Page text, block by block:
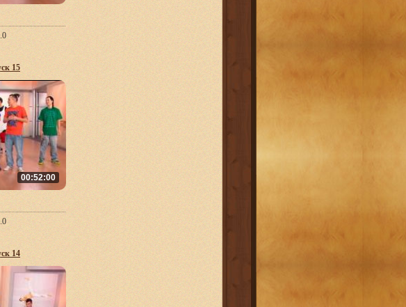
15
00:52:00
14